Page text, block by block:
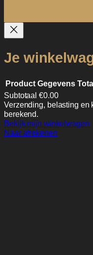
Je
Producten
in
winkelwagen
Product Gegevens
Subtotaal€0.00
Verzending, belasting en
berekend.
Bekijk mijn winkelwagen
Naar afrekenen